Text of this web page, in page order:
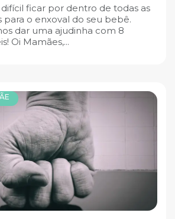
ficar por dentro de todas as
para o enxoval do seu bebê.
dar uma ajudinha com 8
Oi Mamães,...